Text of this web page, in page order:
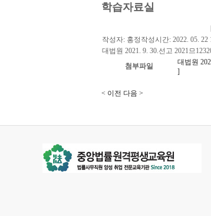
학습자료실
작성자: 홍정작성시간: 2022. 05. 22
대법원 2021. 9. 30.선고 2021므
첨부파일
대법원
]
< 이전 다음 >